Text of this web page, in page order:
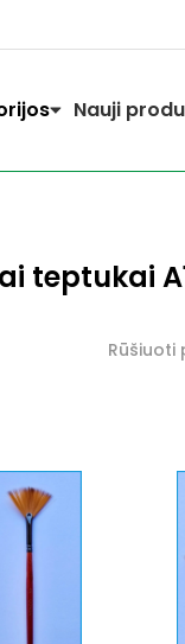
Nauji
teptukai
Rūšiuoti